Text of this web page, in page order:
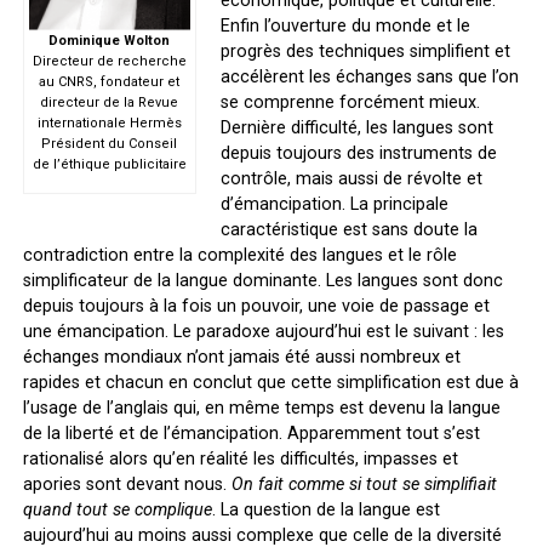
Dominique Wolton
Directeur de recherche
au CNRS, fondateur et
directeur de la Revue
internationale Hermès
Président du Conseil
de l’éthique publicitaire
Enfin l’ouverture du monde et le
progrès des techniques simplifient et
accélèrent les échanges sans que l’on
se comprenne forcément mieux.
Dernière difficulté, les langues sont
depuis toujours des instruments de
contrôle, mais aussi de révolte et
d’émancipation. La principale
caractéristique est sans doute la
contradiction entre la complexité des langues et le rôle
simplificateur de la langue dominante. Les langues sont donc
depuis toujours à la fois un pouvoir, une voie de passage et
une émancipation. Le paradoxe aujourd’hui est le suivant : les
échanges mondiaux n’ont jamais été aussi nombreux et
rapides et chacun en conclut que cette simplification est due à
l’usage de l’anglais qui, en même temps est devenu la langue
de la liberté et de l’émancipation. Apparemment tout s’est
rationalisé alors qu’en réalité les difficultés, impasses et
apories sont devant nous. On fait comme si tout se simplifiait
quand tout se complique. La question de la langue est
aujourd’hui au moins aussi complexe que celle de la diversité